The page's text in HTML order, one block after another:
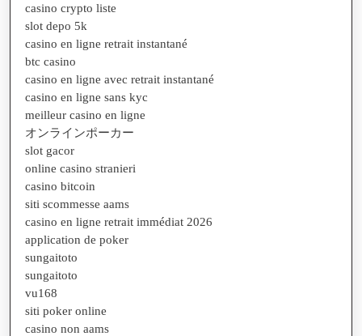
casino crypto liste
slot depo 5k
casino en ligne retrait instantané
btc casino
casino en ligne avec retrait instantané
casino en ligne sans kyc
meilleur casino en ligne
オンラインポーカー
slot gacor
online casino stranieri
casino bitcoin
siti scommesse aams
casino en ligne retrait immédiat 2026
application de poker
sungaitoto
sungaitoto
vu168
siti poker online
casino non aams